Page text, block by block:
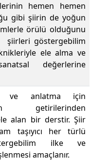
hemen hemen
gibi şiirin de yoğun
örülü olduğunu
şiirleri göstergebilim
ele alma ve
değerlerine
ve anlatma için
getirilerinden
alan bir derstir. Şiir
taşıyıcı her türlü
ilke ve
amaçlanır.